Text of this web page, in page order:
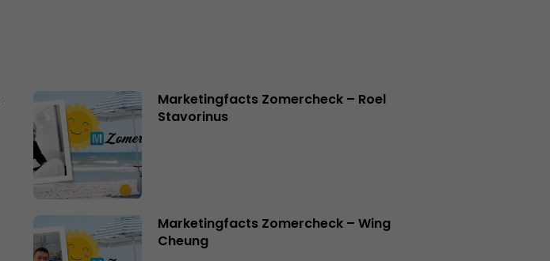
Marketingfacts Zomercheck – Roel
Stavorinus
Marketingfacts Zomercheck – Wing
Cheung